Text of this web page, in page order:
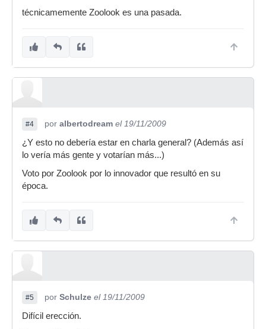
técnicamemente Zoolook es una pasada.
#4 por albertodream el 19/11/2009
¿Y esto no debería estar en charla general? (Además así
lo vería más gente y votarían más...)
Voto por Zoolook por lo innovador que resultó en su
época.
#5 por Schulze el 19/11/2009
Difícil erección.